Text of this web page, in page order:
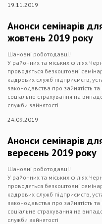
19.11.2019
Анонси семінарів
жовтень 2019 року
Шановні роботодавці!
У районних та міських філіях
проводяться безкоштовні
кадрових служб підприємств,
законодавства про зайнятість
соціальне страхування на
служби зайнятості
24.09.2019
Анонси семінарів
вересень 2019 року
Шановні роботодавці!
У районних та міських філіях
проводяться безкоштовні
кадрових служб підприємств,
законодавства про зайнятість
соціальне страхування на
служби зайнятості